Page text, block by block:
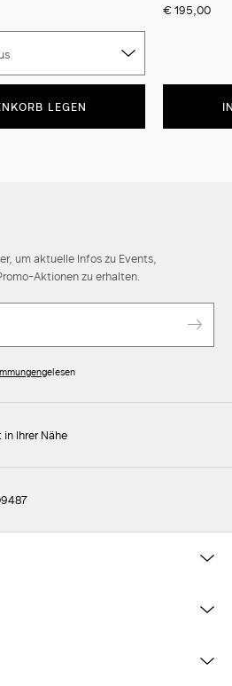
LEGEN
€ 195,00
um aktuelle Infos zu Events,
Aktionen zu erhalten.
gelesen
Ihrer Nähe